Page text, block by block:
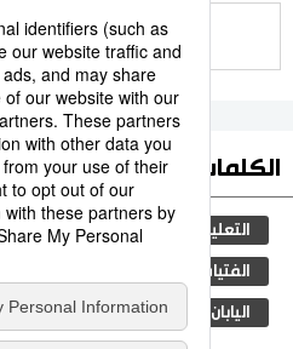
للمزيد
الكلمات الأكثر بحثا
التعليم الياباني مجتمع
الفتيات
اليابان جيجي برس